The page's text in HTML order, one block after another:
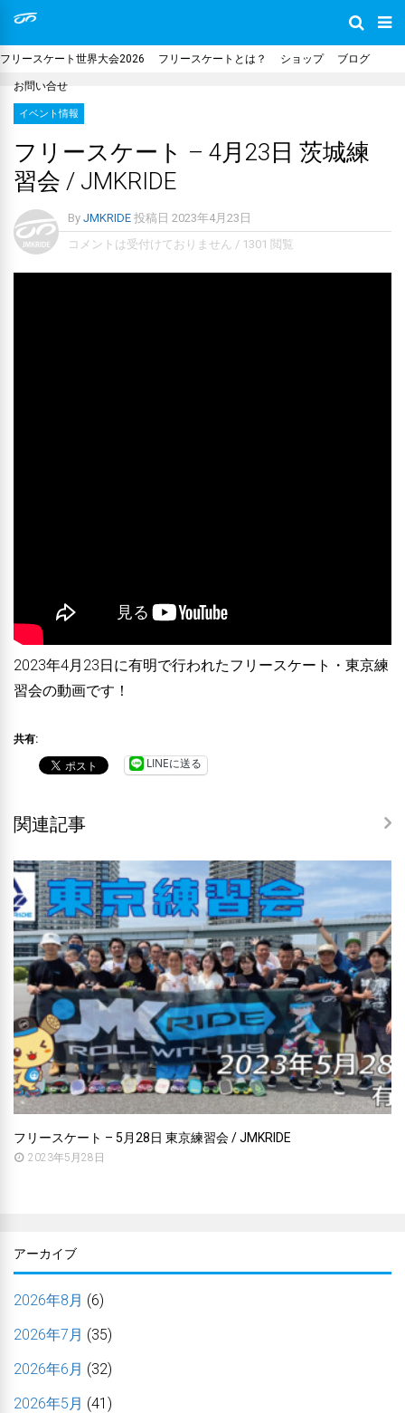
フリースケート世界大会2026 フリースケートとは？ ショップ ブログ
お問い合せ
イベント情報
フリースケート – 4月23日 茨城練
習会 / JMKRIDE
By JMKRIDE 投稿日 2023年4月23日
コメントは受付けておりません / 1301 閲覧
2023年4月23日に有明で行われたフリースケート・東京練
習会の動画です！
共有:
LINEに送る
関連記事
フリースケート – 5月28日 東京練習会 / JMKRIDE
2023年5月28日
アーカイブ
2026年8月 (6)
2026年7月 (35)
2026年6月 (32)
2026年5月 (41)